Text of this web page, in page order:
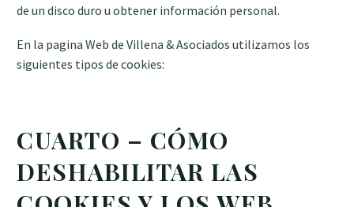
de un disco duro u obtener información personal.
En la pagina Web de Villena & Asociados utilizamos los
siguientes tipos de cookies:
CUARTO – CÓMO
DESHABILITAR LAS